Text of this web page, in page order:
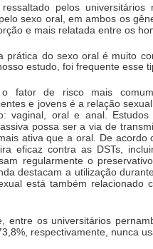
pelos universitários
sexo oral, em ambos os
e mais relatada entre os
prática do sexo oral é muito
estudo, foi frequente esse
fator de risco mais
e jovens é a relação
vaginal, oral e anal. Estudos
possa ser a via de
ativa que a oral. De acordo
eficaz contra as DSTs,
regularmente o
destacam a utilização
está também relacionado
entre os universitários
respectivamente, nunca